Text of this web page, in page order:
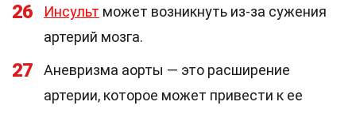
26 Инсульт может возникнуть из-за сужения
артерий мозга.
27
Аневризма аорты — это расширение
артерии, которое может привести к ее